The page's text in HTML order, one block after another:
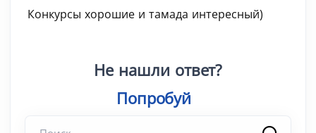
Конкурсы хорошие и тамада интересный)
Не нашли ответ?
Попробуйте поис